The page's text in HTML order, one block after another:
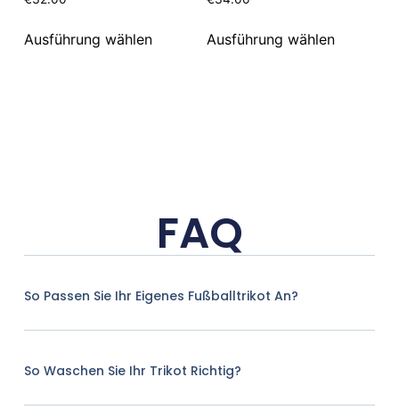
Ausführung wählen Ausführung wählen
FAQ
So Passen Sie Ihr Eigenes Fußballtrikot An?
So Waschen Sie Ihr Trikot Richtig?